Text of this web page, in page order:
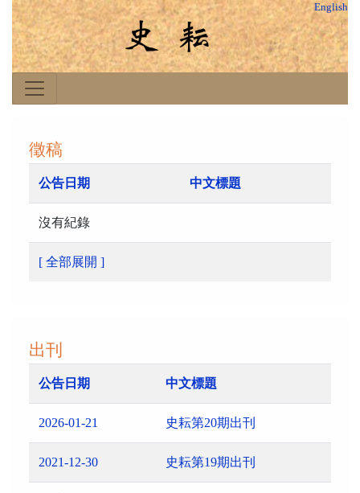
English
徵稿
公告日期 中文標題
沒有紀錄
[ 全部展開 ]
出刊
公告日期 中文標題
2026-01-21 史耘第20期出刊
2021-12-30 史耘第19期出刊